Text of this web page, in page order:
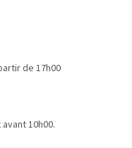
de 17h00
10h00.